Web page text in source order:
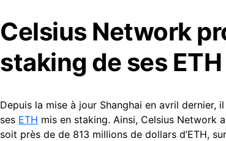
Celsius Network
staking de ses ETH
Depuis la mise à jour Shanghai en avril
ses ETH mis en staking. Ainsi, Celsius Network
soit près de de 813 millions de dollars d’ETH,